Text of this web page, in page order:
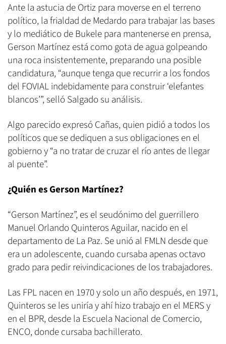
Ante la astucia de Ortiz para moverse en el terreno
político, la frialdad de Medardo para trabajar las bases
y lo mediático de Bukele para mantenerse en prensa,
Gerson Martínez está como gota de agua golpeando
una roca insistentemente, preparando una posible
candidatura, “aunque tenga que recurrir a los fondos
del FOVIAL indebidamente para construir ‘elefantes
blancos’”, selló Salgado su análisis.
Algo parecido expresó Cañas, quien pidió a todos los
políticos que se dediquen a sus obligaciones en el
gobierno y “a no tratar de cruzar el río antes de llegar
al puente”.
¿Quién es Gerson Martínez?
“Gerson Martínez”, es el seudónimo del guerrillero
Manuel Orlando Quinteros Aguilar, nacido en el
departamento de La Paz. Se unió al FMLN desde que
era un adolescente, cuando cursaba apenas octavo
grado para pedir reivindicaciones de los trabajadores.
Las FPL nacen en 1970 y solo un año después, en 1971,
Quinteros se les uniría y ahí hizo trabajo en el MERS y
en el BPR, desde la Escuela Nacional de Comercio,
ENCO, donde cursaba bachillerato.